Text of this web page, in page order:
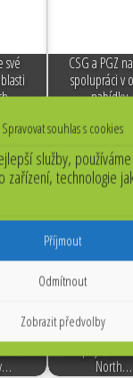
Spravovat souhlas s cookies
služby,
zařízení, technologie
Příjmout
Odmítnout
Zobrazit předvolby
své
CSG a PGZ
spolupráci v
CSG míří do
North…